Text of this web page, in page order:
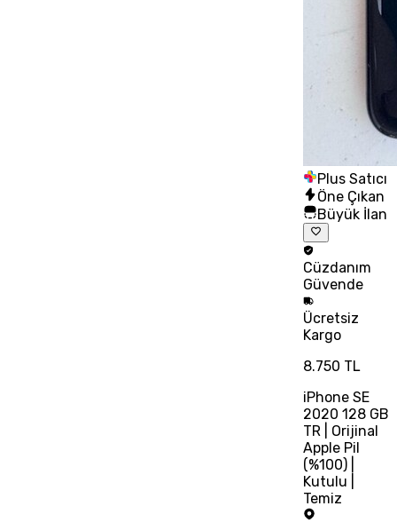
Plus Satıcı
Öne Çıkan
Büyük İlan
Cüzdanım
Güvende
Ücretsiz
Kargo
8.750 TL
iPhone SE
2020 128 GB
TR | Orijinal
Apple Pil
(%100) |
Kutulu |
Temiz